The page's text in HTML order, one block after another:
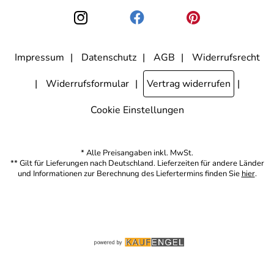
den Link "Abmelden" am Ende des Newsletters anklicke. Die
Datenschutzerklärung
habe ich zur Kenntnis genommen.
Impressum Datenschutz AGB
Widerrufsrecht
Widerrufsformular
Vertrag widerrufen
Cookie Einstellungen
* Alle Preisangaben inkl. MwSt.
** Gilt für Lieferungen nach Deutschland. Lieferzeiten für andere Länder
und Informationen zur Berechnung des Liefertermins finden Sie hier.